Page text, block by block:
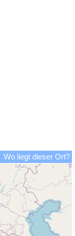
Wo liegt dieser Ort?